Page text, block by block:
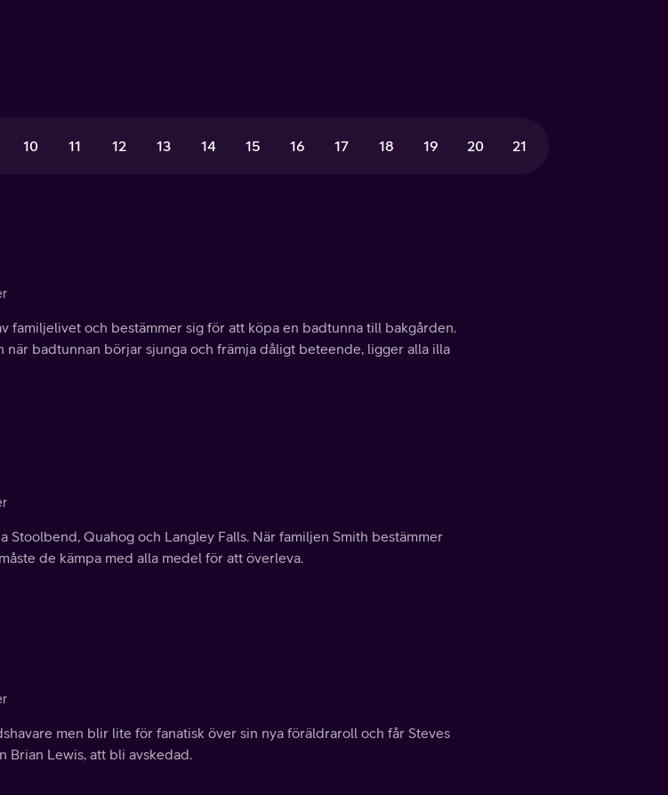
10 11 12 13 14 15 16 17 18 19 20 21
familjelivet och bestämmer sig för att köpa en badtunna till bakgården.
när badtunnan börjar sjunga och främja dåligt beteende, ligger alla illa
Stoolbend, Quahog och Langley Falls. När familjen Smith bestämmer
de kämpa med alla medel för att överleva.
men blir lite för fanatisk över sin nya föräldraroll och får Steves
Brian Lewis, att bli avskedad.